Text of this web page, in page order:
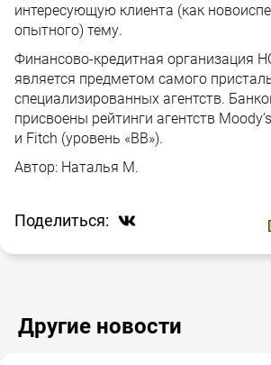
интересующую клиента (как
опытного) тему.
Финансово-кредитная организация
является предметом самого
специализированных агентств.
присвоены рейтинги агентств
и Fitch (уровень «BB»).
Автор: Наталья М.
Поделиться:
Другие новости